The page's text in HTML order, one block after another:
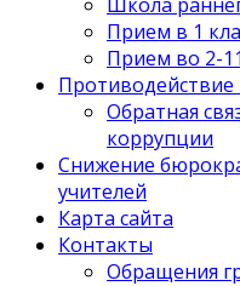
Прием в 1
Прием во 2-
Обратная
коррупции
Снижение
учителей
Карта сайта
Контакты
Обращения